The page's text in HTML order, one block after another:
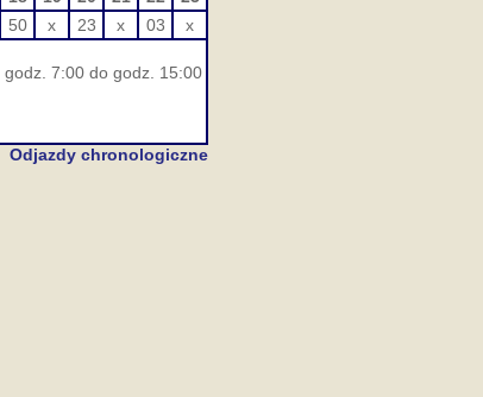
50 x 23 x 03
x
7:00 do godz. 15:00
Odjazdy chronologiczne